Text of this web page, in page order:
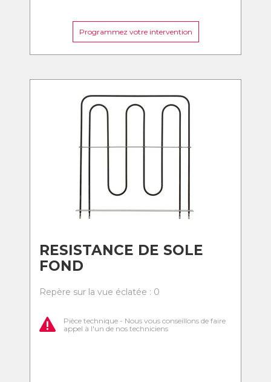
Programmez votre intervention
RESISTANCE DE SOLE
FOND
Repère sur la vue éclatée : 0
Pièce technique - Nous vous conseillons de faire
appel à l'un de nos techniciens